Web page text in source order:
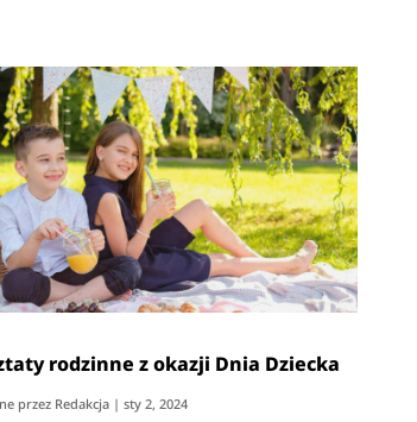
rodzinne z okazji Dnia Dziecka
przez Redakcja |sty 2, 2024